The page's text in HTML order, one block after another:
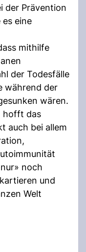
der Prävention
eine
mithilfe
der Todesfälle
während der
wären.
hofft das
auch bei allem
noch
und
Welt